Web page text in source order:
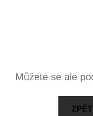
Můžete se ale